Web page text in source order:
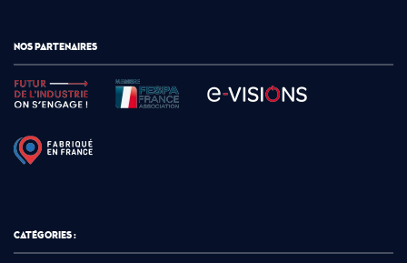
NOS PARTENAIRES
CATÉGORIES :